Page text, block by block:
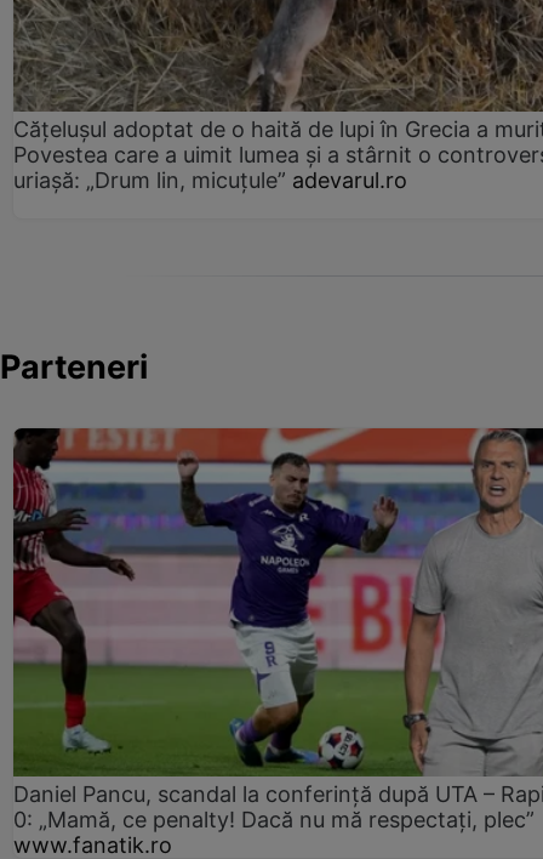
Cățelușul adoptat de o haită de lupi în Grecia a
Povestea care a uimit lumea și a stârnit o
uriașă: „Drum lin, micuțule” adevarul.ro
Parteneri
Daniel Pancu, scandal la conferință după UTA –
0: „Mamă, ce penalty! Dacă nu mă respectați, plec”
www.fanatik.ro